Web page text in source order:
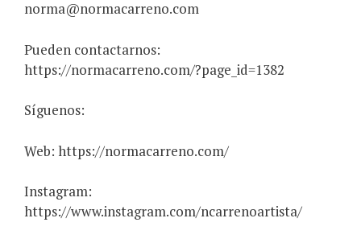
norma@normacarreno.com
Pueden contactarnos:
https://normacarreno.com/?page_id=1382
Síguenos:
Web: https://normacarreno.com/
Instagram:
https://www.instagram.com/ncarrenoartista/